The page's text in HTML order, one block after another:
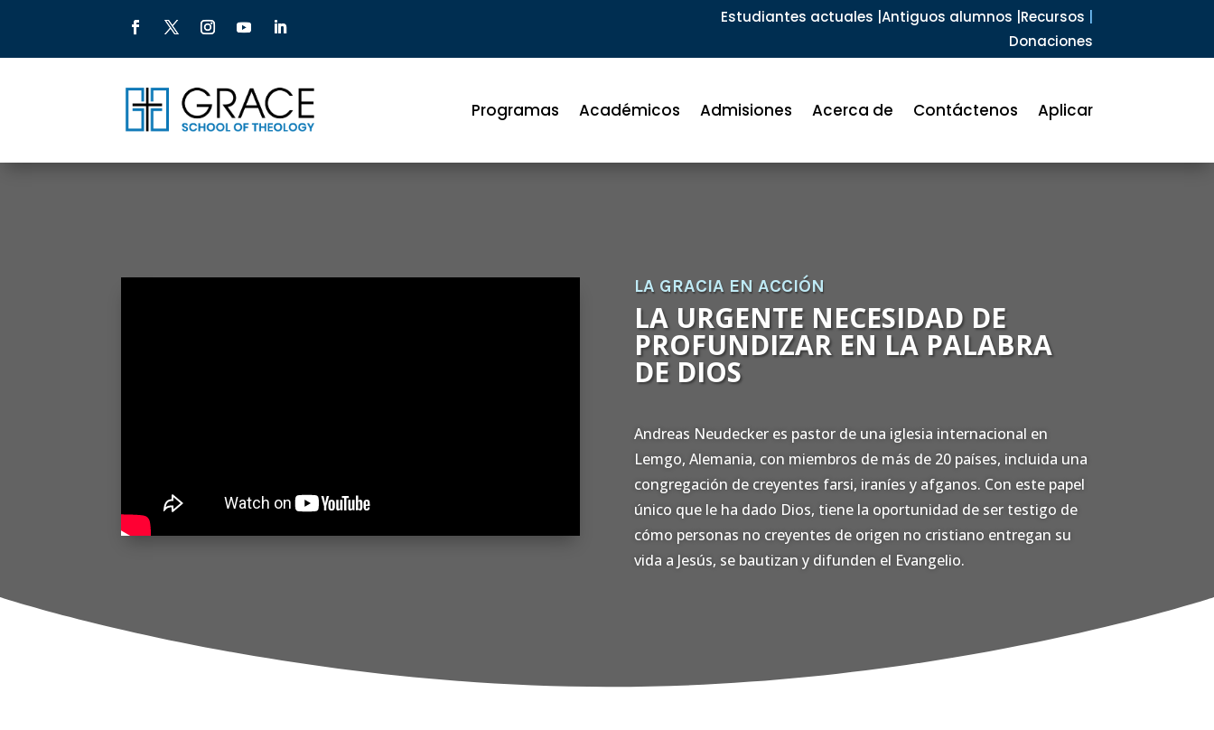
Estudiantes actuales | Antiguos alumnos | Recursos
Donaciones
Programas Académicos Admisiones Acerca de Contáctenos Aplicar
LA GRACIA EN ACCIÓN
LA URGENTE NECESIDAD DE
PROFUNDIZAR EN LA PALABRA
DE DIOS
Andreas Neudecker es pastor de una iglesia internacional en
Lemgo, Alemania, con miembros de más de 20 países, incluida una
congregación de creyentes farsi, iraníes y afganos. Con este papel
único que le ha dado Dios, tiene la oportunidad de ser testigo de
cómo personas no creyentes de origen no cristiano entregan su
vida a Jesús, se bautizan y difunden el Evangelio.